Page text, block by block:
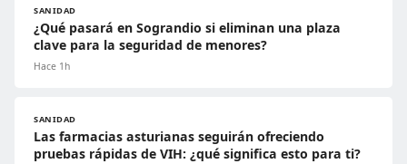
SANIDAD
¿Qué pasará en Sograndio si eliminan una plaza
clave para la seguridad de menores?
Hace 1h
SANIDAD
Las farmacias asturianas seguirán ofreciendo
pruebas rápidas de VIH: ¿qué significa esto para ti?